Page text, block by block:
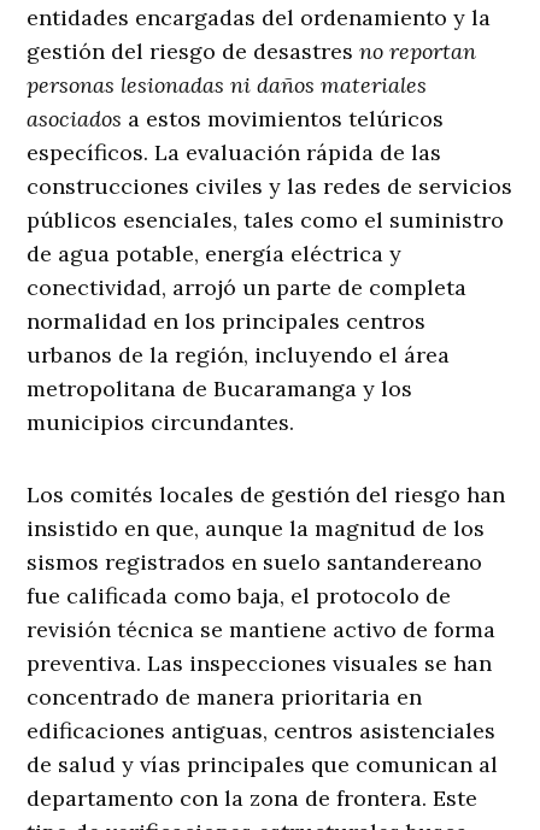
entidades encargadas del ordenamiento y la
gestión del riesgo de desastresno reportan
personas lesionadas ni daños materiales
asociados a estos movimientos telúricos
específicos. La evaluación rápida de las
construcciones civiles y las redes de servicios
públicos esenciales, tales como el suministro
de agua potable, energía eléctrica y
conectividad, arrojó un parte de completa
normalidad en los principales centros
urbanos de la región, incluyendo el área
metropolitana de Bucaramanga y los
municipios circundantes.
Los comités locales de gestión del riesgo han
insistido en que, aunque la magnitud de los
sismos registrados en suelo santandereano
fue calificada como baja, el protocolo de
revisión técnica se mantiene activo de forma
preventiva. Las inspecciones visuales se han
concentrado de manera prioritaria en
edificaciones antiguas, centros asistenciales
de salud y vías principales que comunican al
departamento con la zona de frontera. Este